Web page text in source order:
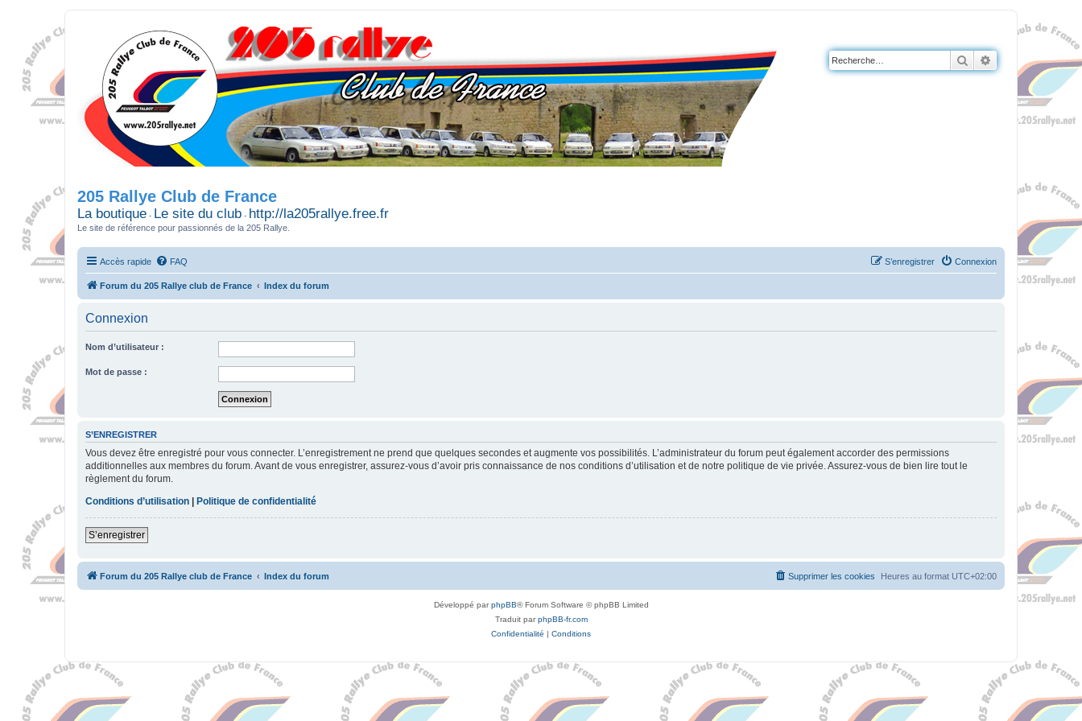
Rechercher
Recherche
205 Rallye Club de France
La boutique - Le site du club - http://la205rallye.free.fr
Le site de référence pour passionnés de la 205 Rallye.
Accès rapide FAQ Connexion
S’enregistrer
Forum du 205 Rallye club de France Index du forum
Connexion
Nom d’utilisateur :
Mot de passe :
S’ENREGISTRER
Vous devez être enregistré pour vous connecter. L’enregistrement ne prend que quelques secondes et augmente vos possibilités. L’administrateur du forum peut également accorder des permissions
additionnelles aux membres du forum. Avant de vous enregistrer, assurez-vous d’avoir pris connaissance de nos conditions d’utilisation et de notre politique de vie privée. Assurez-vous de bien lire tout le
règlement du forum.
Conditions d’utilisation
Politique de confidentialité
S’enregistrer
Forum du 205 Rallye club de France Index du forum Heures au format UTC+02:00
Supprimer les cookies
Développé parphpBB® Forum Software © phpBB Limited
Traduit parphpBB-fr.com
Confidentialité | Conditions